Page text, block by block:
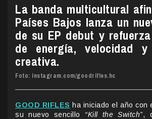
La banda multicultural
Países Bajos lanza un
de su EP debut y
de energía, velocidad y
creativa.
Foto: instagram.com/goodrifles.hc
GOOD RIFLES ha iniciado el año con
su nuevo sencillo “Kill the Switch”,